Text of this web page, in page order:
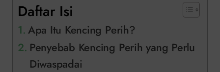
Daftar Isi
Apa Itu Kencing Perih?
Penyebab Kencing Perih yang Perlu
Diwaspadai